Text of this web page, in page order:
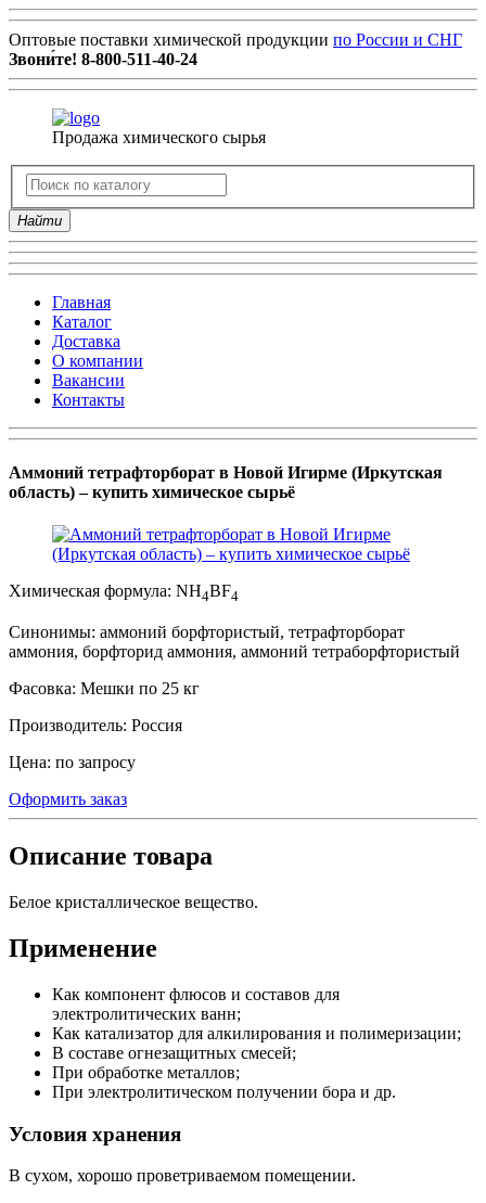
Оптовые поставки химической продукции по России и СНГ
Звони́те! 8-800-511-40-24
Продажа химического сырья
Найти
Главная
Каталог
Доставка
О компании
Вакансии
Контакты
Аммоний тетрафторборат в Новой Игирме (Иркутская
область) – купить химическое сырьё
Химическая формула: NH4BF4
Синонимы: аммоний борфтористый, тетрафторборат
аммония, борфторид аммония, аммоний тетраборфтористый
Фасовка: Мешки по 25 кг
Производитель: Россия
Цена: по запросу
Оформить заказ
Описание товара
Белое кристаллическое вещество.
Применение
Как компонент флюсов и составов для
электролитических ванн;
Как катализатор для алкилирования и полимеризации;
В составе огнезащитных смесей;
При обработке металлов;
При электролитическом получении бора и др.
Условия хранения
В сухом, хорошо проветриваемом помещении.